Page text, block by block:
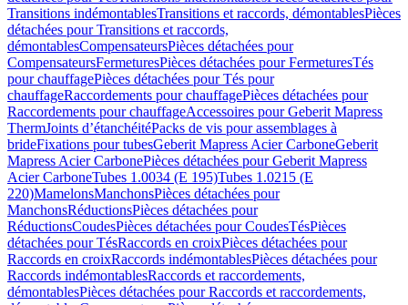
Transitions indémontablesTransitions et raccords, démontablesPièces
détachées pour Transitions et raccords,
démontablesCompensateursPièces détachées pour
CompensateursFermeturesPièces détachées pour FermeturesTés
pour chauffagePièces détachées pour Tés pour
chauffageRaccordements pour chauffagePièces détachées pour
Raccordements pour chauffageAccessoires pour Geberit Mapress
ThermJoints d’étanchéitéPacks de vis pour assemblages à
brideFixations pour tubesGeberit Mapress Acier CarboneGeberit
Mapress Acier CarbonePièces détachées pour Geberit Mapress
Acier CarboneTubes 1.0034 (E 195)Tubes 1.0215 (E
220)MamelonsManchonsPièces détachées pour
ManchonsRéductionsPièces détachées pour
RéductionsCoudesPièces détachées pour CoudesTésPièces
détachées pour TésRaccords en croixPièces détachées pour
Raccords en croixRaccords indémontablesPièces détachées pour
Raccords indémontablesRaccords et raccordements,
démontablesPièces détachées pour Raccords et raccordements,